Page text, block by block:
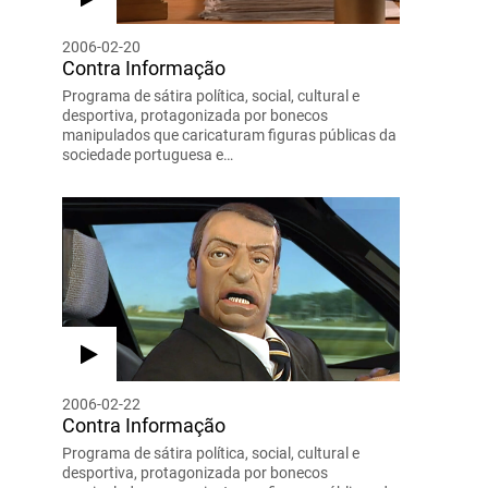
2006-02-20
Contra Informação
Programa de sátira política, social, cultural e
desportiva, protagonizada por bonecos
manipulados que caricaturam figuras públicas da
sociedade portuguesa e…
2006-02-22
Contra Informação
Programa de sátira política, social, cultural e
desportiva, protagonizada por bonecos